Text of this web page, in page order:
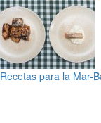
Recetas para la Mar-